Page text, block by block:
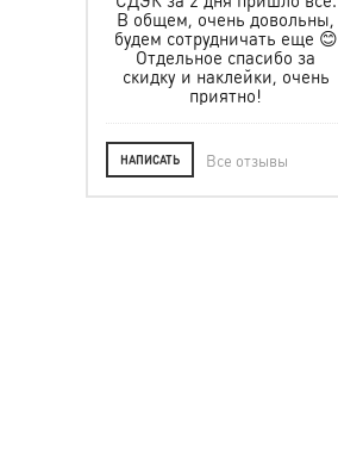
В общем, очень довольны,
будем сотрудничать еще 😊
Отдельное спасибо за
скидку и наклейки, очень
приятно!
НАПИСАТЬ Все отзывы